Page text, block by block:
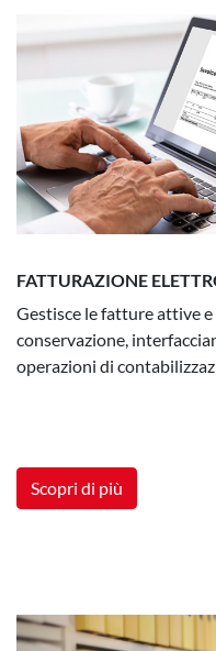
FATTURAZIONE
Gestisce le fatture attive
conservazione,
operazioni di
Scopri di più